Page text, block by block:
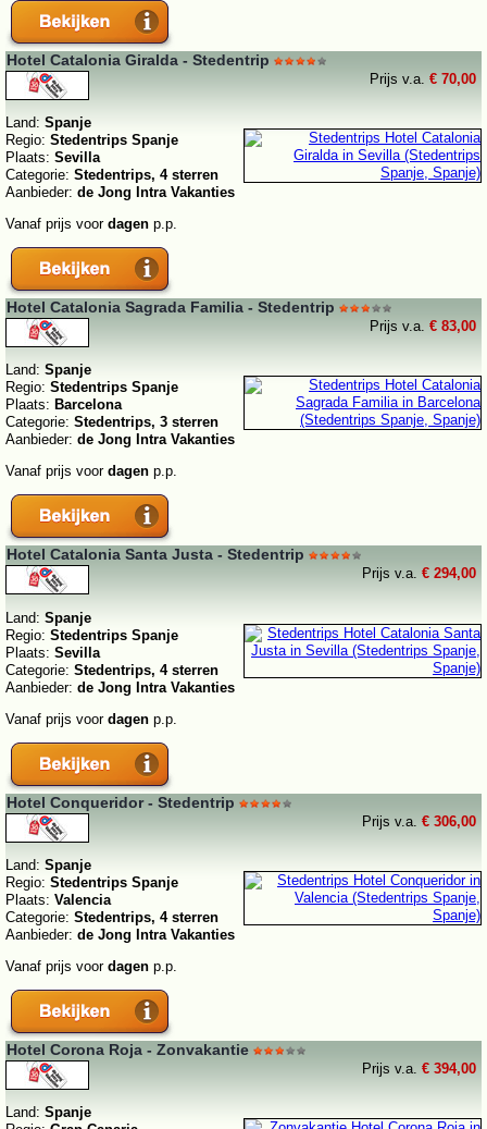
Hotel Catalonia Giralda - Stedentrip
Prijs v.a. € 70,00
Land: Spanje
Regio: Stedentrips Spanje
Plaats: Sevilla
Categorie: Stedentrips, 4 sterren
Aanbieder: de Jong Intra Vakanties
Vanaf prijs voor dagen p.p.
Hotel Catalonia Sagrada Familia - Stedentrip
Prijs v.a. € 83,00
Land: Spanje
Regio: Stedentrips Spanje
Plaats: Barcelona
Categorie: Stedentrips, 3 sterren
Aanbieder: de Jong Intra Vakanties
Vanaf prijs voor dagen p.p.
Hotel Catalonia Santa Justa - Stedentrip
Prijs v.a. € 294,00
Land: Spanje
Regio: Stedentrips Spanje
Plaats: Sevilla
Categorie: Stedentrips, 4 sterren
Aanbieder: de Jong Intra Vakanties
Vanaf prijs voor dagen p.p.
Hotel Conqueridor - Stedentrip
Prijs v.a. € 306,00
Land: Spanje
Regio: Stedentrips Spanje
Plaats: Valencia
Categorie: Stedentrips, 4 sterren
Aanbieder: de Jong Intra Vakanties
Vanaf prijs voor dagen p.p.
Hotel Corona Roja - Zonvakantie
Prijs v.a. € 394,00
Land: Spanje